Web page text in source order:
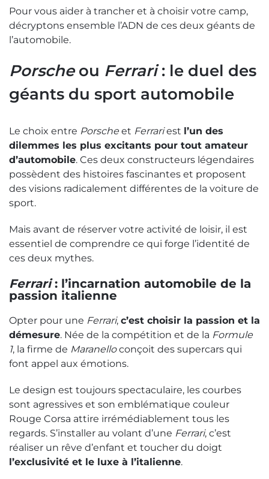
Pour vous aider à trancher et à choisir votre camp,
décryptons ensemble l’ADN de ces deux géants de
l’automobile.
Porscheou Ferrari: le duel des
géants du sport automobile
Le choix entre Porsche et Ferrariest l’un des
dilemmes les plus excitants pour tout amateur
d’automobile. Ces deux constructeurs légendaires
possèdent des histoires fascinantes et proposent
des visions radicalement différentes de la voiture de
sport.
Mais avant de réserver votre activité de loisir, il est
essentiel de comprendre ce qui forge l’identité de
ces deux mythes.
Ferrari: l’incarnation automobile de la
passion italienne
Opter pour une Ferrari, c’est choisir la passion et la
démesure. Née de la compétition et de la Formule
1, la firme de Maranelloconçoit des supercars qui
font appel aux émotions.
Le design est toujours spectaculaire, les courbes
sont agressives et son emblématique couleur
Rouge Corsa attire irrémédiablement tous les
regards. S’installer au volant d’une Ferrari, c’est
réaliser un rêve d’enfant et toucher du doigt
l’exclusivité et le luxe à l’italienne.